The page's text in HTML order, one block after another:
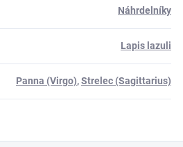
Náhrdelníky
Lapis lazuli
Panna (Virgo),Strelec (Sagittarius)